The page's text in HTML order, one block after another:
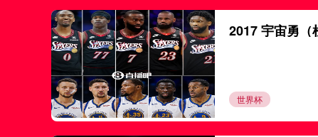
2017 宇宙勇（
世界杯